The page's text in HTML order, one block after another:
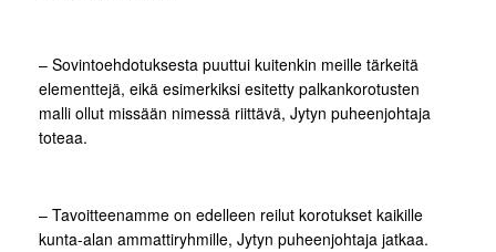
– Sovintoehdotuksesta puuttui kuitenkin meille tärkeitä
elementtejä, eikä esimerkiksi esitetty palkankorotusten
malli ollut missään nimessä riittävä, Jytyn puheenjohtaja
toteaa.
– Tavoitteenamme on edelleen reilut korotukset kaikille
kunta-alan ammattiryhmille, Jytyn puheenjohtaja jatkaa.